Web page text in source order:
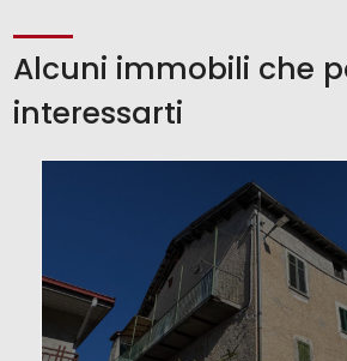
Alcuni immobili che
interessarti